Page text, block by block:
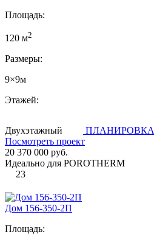
Площадь:
120 м2
Размеры:
9×9м
Этажей:
Двухэтажный
ПЛАНИРОВКА
Посмотреть проект
20 370 000 руб.
Идеально для POROTHERM
23
Дом 156-350-2П
Площадь: